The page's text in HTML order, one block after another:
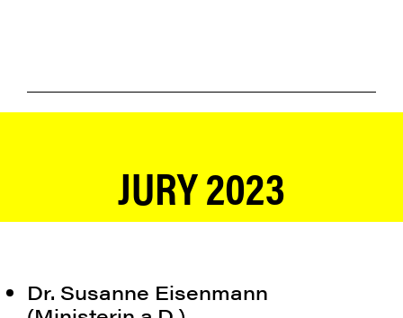
JURY 2023
Dr. Susanne Eisenmann